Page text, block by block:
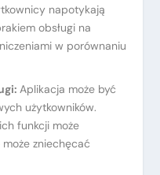
napotykają
obsługi na
w porównaniu
Aplikacja może być
użytkowników.
funkcji może
zniechęcać